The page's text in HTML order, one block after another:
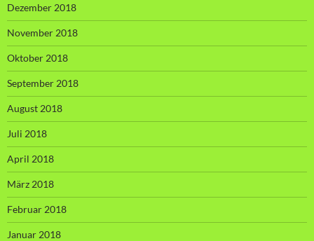
Dezember 2018
November 2018
Oktober 2018
September 2018
August 2018
Juli 2018
April 2018
März 2018
Februar 2018
Januar 2018